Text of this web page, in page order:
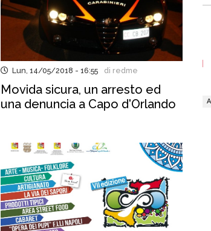
Lun, 14/05/2018 - 16:55 di redme
Movida sicura, un arresto ed
una denuncia a Capo d'Orlando